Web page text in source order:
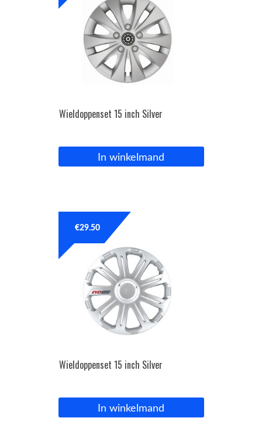
Wieldoppenset 15 inch Silver
In winkelmand
Wieldoppenset 15 inch Silver
€29.50
In winkelmand